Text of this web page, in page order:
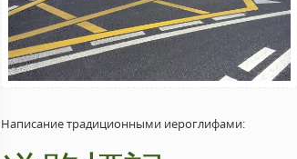
Написание традиционными иероглифами: